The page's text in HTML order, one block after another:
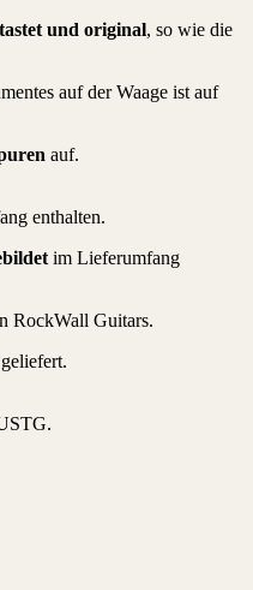
und original, so wie die
auf der Waage ist auf
auf.
enthalten.
im Lieferumfang
RockWall Guitars.
geliefert.